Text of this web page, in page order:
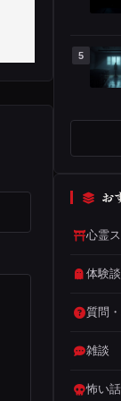
5
お
心霊
体験談
質問
雑談
怖い話